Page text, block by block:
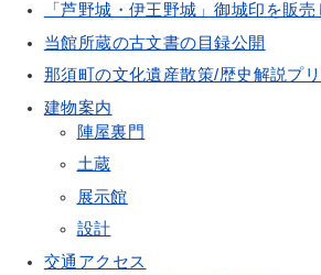
「芦野城・伊王野城」御城印を販
当館所蔵の古文書の目録公開
那須町の文化遺産散策/歴史解説プ
建物案内
陣屋裏門
土蔵
展示館
設計
交通アクセス